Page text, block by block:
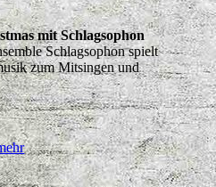
mit Schlagsophon
Schlagsophon spielt
zum Mitsingen und